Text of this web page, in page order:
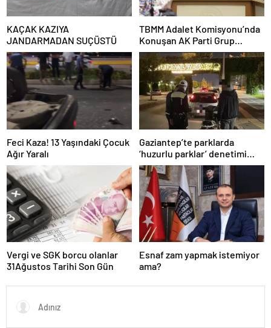
KAÇAK KAZIYA
JANDARMADAN SUÇÜSTÜ
TBMM Adalet Komisyonu’nda
Konuşan AK Parti Grup
Başkanvekili Abdulhamit Gül:
“Kanun Teklifi Milletimizin
Teklifidir”
Feci Kaza! 13 Yaşındaki Çocuk
Ağır Yaralı
Gaziantep’te parklarda
‘huzurlu parklar’ denetimi
yapıldı.
Vergi ve SGK borcu olanlar
31Ağustos Tarihi Son Gün
Esnaf zam yapmak istemiyor
ama?